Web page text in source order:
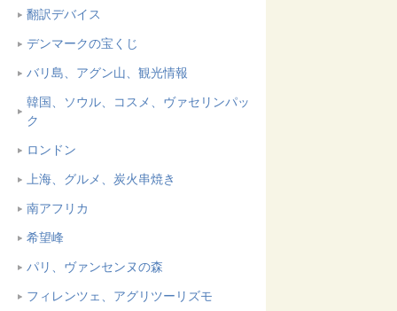
翻訳デバイス
デンマークの宝くじ
バリ島、アグン山、観光情報
韓国、ソウル、コスメ、ヴァセリンパッ
ク
ロンドン
上海、グルメ、炭火串焼き
南アフリカ
希望峰
パリ、ヴァンセンヌの森
フィレンツェ、アグリツーリズモ